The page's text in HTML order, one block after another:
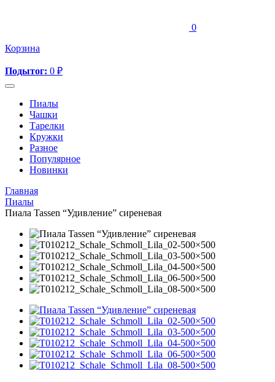
0
Корзина
Подытог: 0 ₽
Пиалы
Чашки
Тарелки
Кружки
Разное
Популярное
Новинки
Главная
Пиалы
Пиала Tassen “Удивление” сиреневая